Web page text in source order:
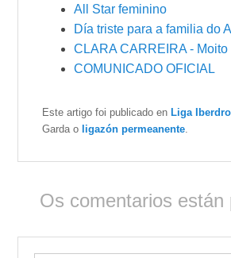
All Star feminino
Día triste para a familia do
CLARA CARREIRA - Moito
COMUNICADO OFICIAL
Este artigo foi publicado en Liga
Garda o ligazón permeanente
Os comentarios están